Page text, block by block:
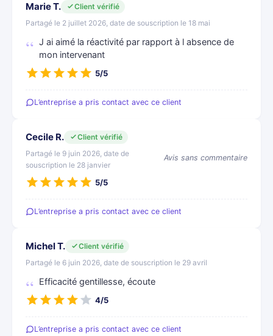
Marie T.
Client vérifié
Partagé le 2 juillet 2026, date de souscription le 18 mai
J ai aimé la réactivité par rapport à l absence de
mon intervenant
5/5
L’entreprise a pris contact avec ce client
Cecile R.
Client vérifié
Partagé le 9 juin 2026, date de
souscription le 28 janvier
Avis sans commentaire
5/5
L’entreprise a pris contact avec ce client
Michel T.
Client vérifié
Partagé le 6 juin 2026, date de souscription le 29 avril
Efficacité gentillesse, écoute
4/5
L’entreprise a pris contact avec ce client